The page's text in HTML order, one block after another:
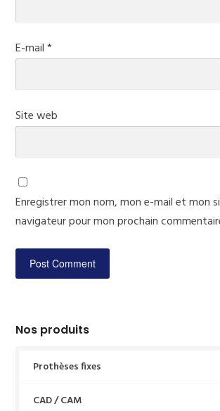
E-mail*
Site web
Enregistrer mon nom, mon e-mail et mon
navigateur pour mon prochain
Nos produits
Prothèses fixes
CAD / CAM